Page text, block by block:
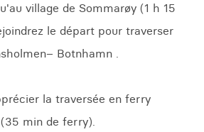
village de Sommarøy (1 h 15
le départ pour traverser
Botnhamn .
la traversée en ferry
min de ferry).